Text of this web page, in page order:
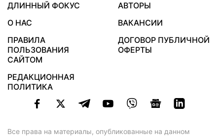
ДЛИННЫЙ ФОКУС
АВТОРЫ
О НАС
ВАКАНСИИ
ПРАВИЛА
ПОЛЬЗОВАНИЯ
САЙТОМ
ДОГОВОР ПУБЛИЧНОЙ
ОФЕРТЫ
РЕДАКЦИОННАЯ
ПОЛИТИКА
Все права на материалы, опубликованные на данном